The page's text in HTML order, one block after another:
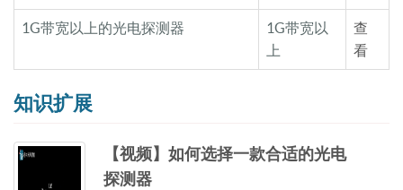
1G带宽以上的光电探测器
1G带宽以
上
查
看
知识扩展
【视频】如何选择一款合适的光电
探测器